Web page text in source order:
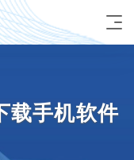
载手机软件